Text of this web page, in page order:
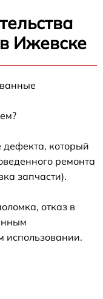
Ижевске
дефекта, который
ремонта
запчасти).
отказ в
использовании.